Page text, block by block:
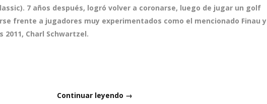
7 años después, logró volver a coronarse, luego de jugar un golf
frente a jugadores muy experimentados como el mencionado Finau y
Charl Schwartzel.
Continuar leyendo →